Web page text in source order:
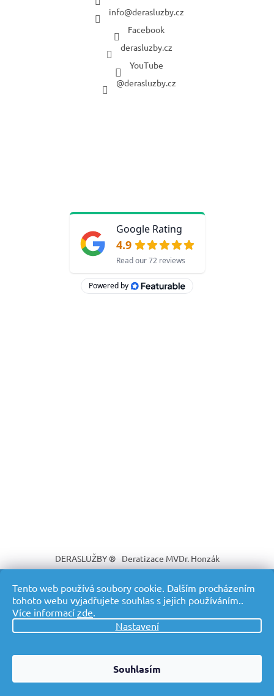
Tento web používá soubory cookie. Dalším procházením
tohoto webu vyjadřujete souhlas s jejich používáním..
Více informací zde.
Nastavení
Souhlasím
info@derasluzby.cz
Facebook
derasluzby.cz
YouTube
@derasluzby.cz
DERASLUŽBY ® Deratizace MVDr. Honzák
Vytvořil Shoptet
Copyright 2026DERASLUŽBY ® Profesionální deratizace s
dopravou v ceně. Všechna práva vyhrazena.